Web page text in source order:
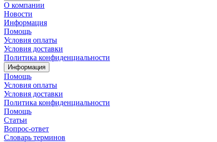
О компании
Новости
Информация
Помощь
Условия оплаты
Условия доставки
Политика конфиденциальности
Информация
Помощь
Условия оплаты
Условия доставки
Политика конфиденциальности
Помощь
Статьи
Вопрос-ответ
Словарь терминов